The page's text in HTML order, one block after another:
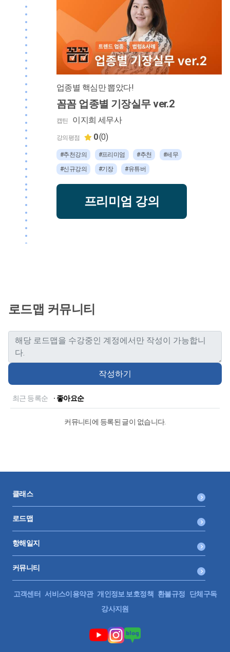
업종별 핵심만 뽑았다!
꼼꼼 업종별 기장실무 ver.2
캡틴 이지희 세무사
강의평점 0(0)
#추천강의 #프리미엄 #추천
#세무
#신규강의
#기장 #유튜버
프리미엄 강의
로드맵 커뮤니티
작성하기
최근 등록순 · 좋아요순
커뮤니티에 등록된 글이 없습니다.
클래스
로드맵
항해일지
커뮤니티
고객센터 서비스이용약관 개인정보 보호정책 환불규정
단체구독
강사지원